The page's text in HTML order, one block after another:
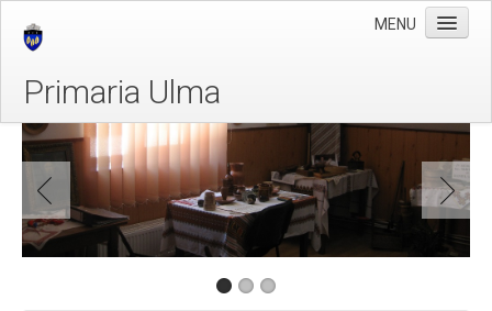
Primaria Ulma
MENU
Stiri
Taxe si Impozite
Galerie Foto
Evenimente